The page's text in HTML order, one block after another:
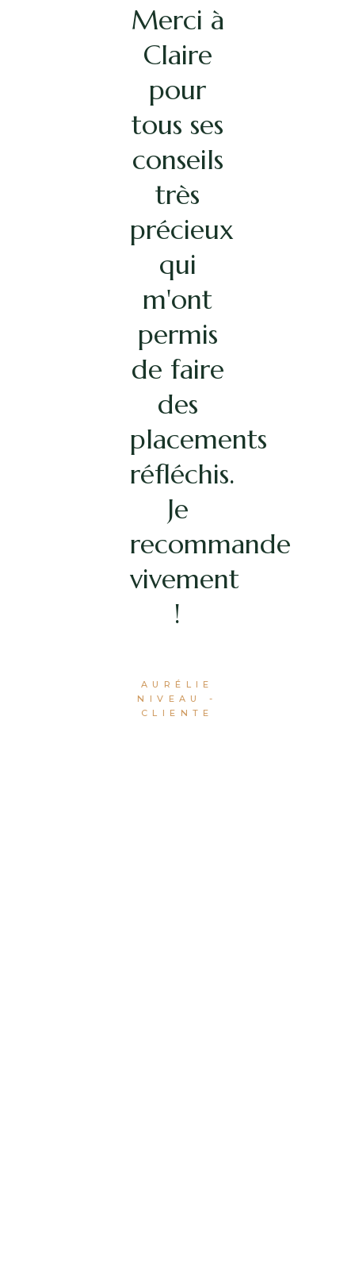
Je me
suis
tournée
vers
Cléa
Conseils
avant
un
investissement
immobilier.
Grâce à
leur
expertise,
j'ai pu
faire le
choix
d'une
SCI
diverses
raisons,
Merci à
Claire
pour
tous ses
conseils
très
précieux
qui
m'ont
permis
de faire
des
placements
réfléchis.
Je
recommande
vivement
!
AURÉLIE
NIVEAU
-
CLIENTE